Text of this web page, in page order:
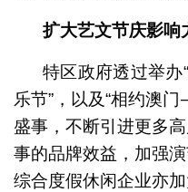
扩大艺文节庆影响
特区政府透过举办
乐节”，以及“相约澳
盛事，不断引进更多
事的品牌效益，加强
综合度假休闲企业亦